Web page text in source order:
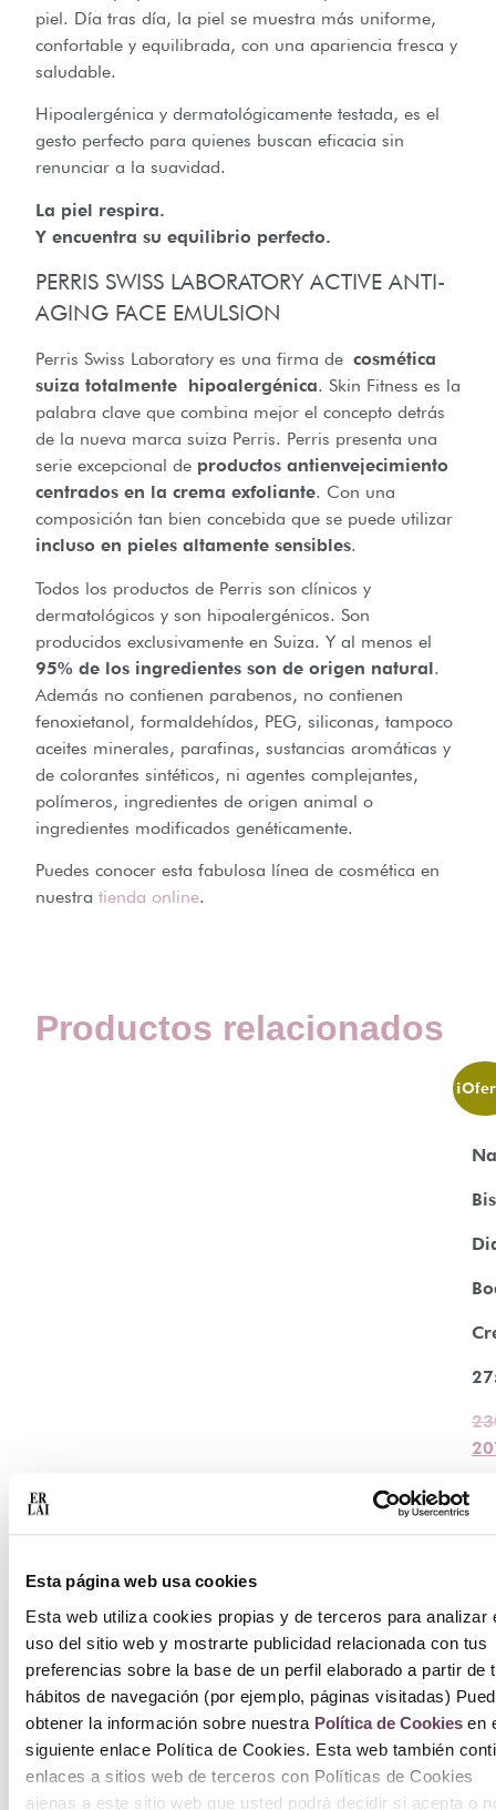
Esta página web usa cookies
Esta web utiliza cookies propias y de terceros para analizar
uso del sitio web y mostrarte publicidad relacionada con tus
preferencias sobre la base de un perfil elaborado a partir de
hábitos de navegación (por ejemplo, páginas visitadas)
obtener la información sobre nuestra Política de Cookiesen
siguiente enlace Política de Cookies. Esta web también
enlaces a sitios web de terceros con Políticas de Cookies
ajenas a este sitio web que usted podrá decidir si acepta o
piel. Día tras día, la piel se muestra más uniforme,
confortable y equilibrada, con una apariencia fresca y
saludable.
Hipoalergénica y dermatológicamente testada, es el
gesto perfecto para quienes buscan eficacia sin
renunciar a la suavidad.
La piel respira.
Y encuentra su equilibrio perfecto.
PERRIS SWISS LABORATORY ACTIVE ANTI-
AGING FACE EMULSION
Perris Swiss Laboratory es una firma de cosmética
suiza totalmente hipoalergénica. Skin Fitness es la
palabra clave que combina mejor el concepto detrás
de la nueva marca suiza Perris. Perris presenta una
serie excepcional de productos antienvejecimiento
centrados en la crema exfoliante. Con una
composición tan bien concebida que se puede utilizar
incluso en pieles altamente sensibles.
Todos los productos de Perris son clínicos y
dermatológicos y son hipoalergénicos. Son
producidos exclusivamente en Suiza. Y al menos el
95% de los ingredientes son de origen natural.
Además no contienen parabenos, no contienen
fenoxietanol, formaldehídos, PEG, siliconas, tampoco
aceites minerales, parafinas, sustancias aromáticas y
de colorantes sintéticos, ni agentes complejantes,
polímeros, ingredientes de origen animal o
ingredientes modificados genéticamente.
Puedes conocer esta fabulosa línea de cosmética en
nuestra tienda online.
Productos relacionados